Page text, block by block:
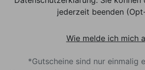
jederzeit beenden
Wie melde ich mich
*Gutscheine sind nur einmalig